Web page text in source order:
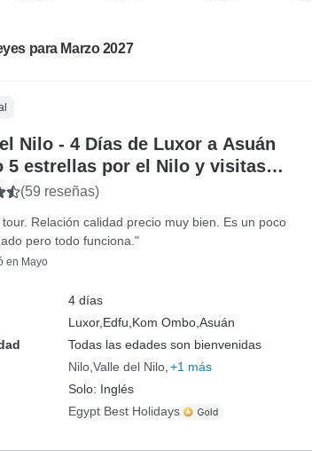
para Marzo 2027
Nilo - 4 Días de Luxor a Asuán
5 estrellas por el Nilo y visitas
(59 reseñas)
Relación calidad precio muy bien. Es un poco
pero todo funciona."
en Mayo
4 días
Luxor, Edfu, Kom Ombo, Asuán
Todas las edades son bienvenidas
Nilo Valle del Nilo +1 más
Solo: Inglés
Egypt Best Holidays